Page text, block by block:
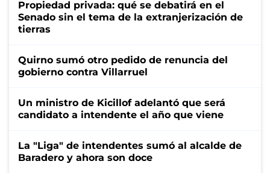
Propiedad privada: qué se debatirá en el
Senado sin el tema de la extranjerización de
tierras
Quirno sumó otro pedido de renuncia del
gobierno contra Villarruel
Un ministro de Kicillof adelantó que será
candidato a intendente el año que viene
La "Liga" de intendentes sumó al alcalde de
Baradero y ahora son doce